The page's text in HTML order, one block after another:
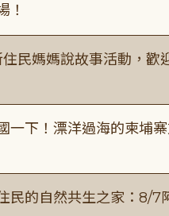
！
住民媽媽說故事活動，
一下！漂洋過海的柬埔
民的自然共生之家：8/